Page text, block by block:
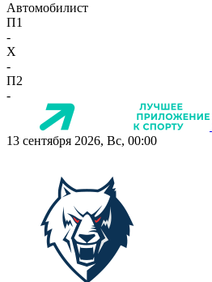
Автомобилист
П1
-
X
-
П2
-
13 сентября 2026, Вс, 00:00